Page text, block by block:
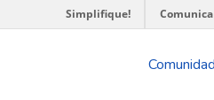
Simplifique! Comunica